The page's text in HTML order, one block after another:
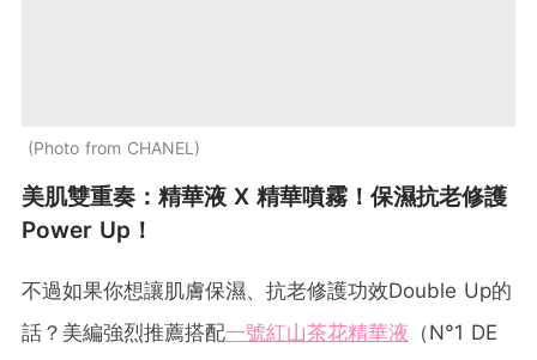
Photo from CHANEL
美肌雙重奏：精華液 X 精華噴霧！保濕抗老修護
Power Up！
不過如果你想讓肌膚保濕、抗老修護功效Double Up的
話？美編強烈推薦搭配一號紅山茶花精華液 （N°1 DE